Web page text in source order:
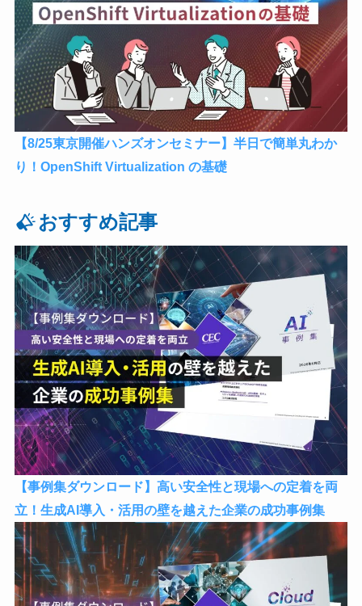
【8/25東京開催ハンズオンセミナー】半日で簡単丸わか
り！OpenShift Virtualization の基礎
おすすめ記事
【事例集ダウンロード】高い安全性と現場への定着を両
立！生成AI導入・活用の壁を越えた企業の成功事例集